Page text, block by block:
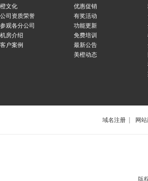
橙文化
公司资质荣誉
参观各分公司
机房介绍
客户案例
优惠促销
有奖活动
功能更新
免费培训
最新公告
美橙动态
域名注册 | 网
版